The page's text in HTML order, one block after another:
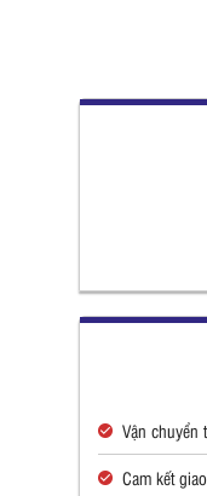
Vận chuyển
Cam kết